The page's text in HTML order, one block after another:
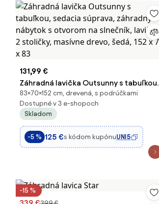
131,99 €
Záhradná lavička Outsunny s tabuľkou,
sedacia súprava, záhradný nábytok s
otvorom na slnečník, lavička, 2 stoličky,
masívne drevo, šedá, 152 x 70 x 83
83×70×152 cm, drevená, s podrúčkami
Dostupné v 3 e-shopoch
Skladom
-5 % 125 €s kódom kupónuUNI5
-15 %